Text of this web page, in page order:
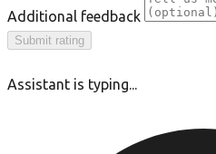
Additional feedback
Submit rating
Assistant is typing...